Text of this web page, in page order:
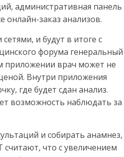
административная панель
онлайн-заказ анализов.
и будут в итоге с
форума генеральный
приложении врач может не
Внутри приложения
где будет сдан анализ.
возможность наблюдать за
и собирать анамнез,
что с увеличением